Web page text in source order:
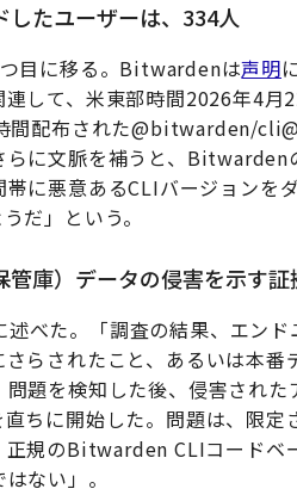
したユーザーは、334人
目に移る。Bitwardenは声明
して、米東部時間2026年4
間配布された@bitwarden/
に文脈を補うと、Bitwarden
に悪意あるCLIバージョンを
だ」という。
庫）データの侵害を示す証
べた。「調査の結果、エンド
らされたこと、あるいは本
題を検知した後、侵害され
ちに開始した。問題は、限
規のBitwarden CLIコードベ
ない」。